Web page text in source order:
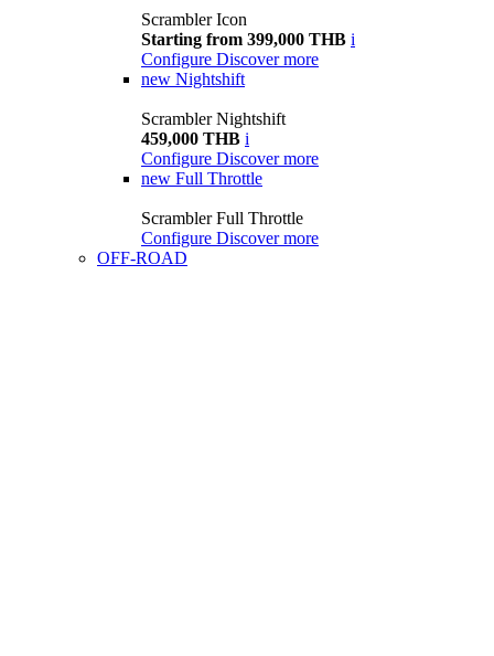
Scrambler Icon
Starting from 399,000 THB i
Configure Discover more
new Nightshift
Scrambler Nightshift
459,000 THB i
Configure Discover more
new Full Throttle
Scrambler Full Throttle
Configure Discover more
OFF-ROAD